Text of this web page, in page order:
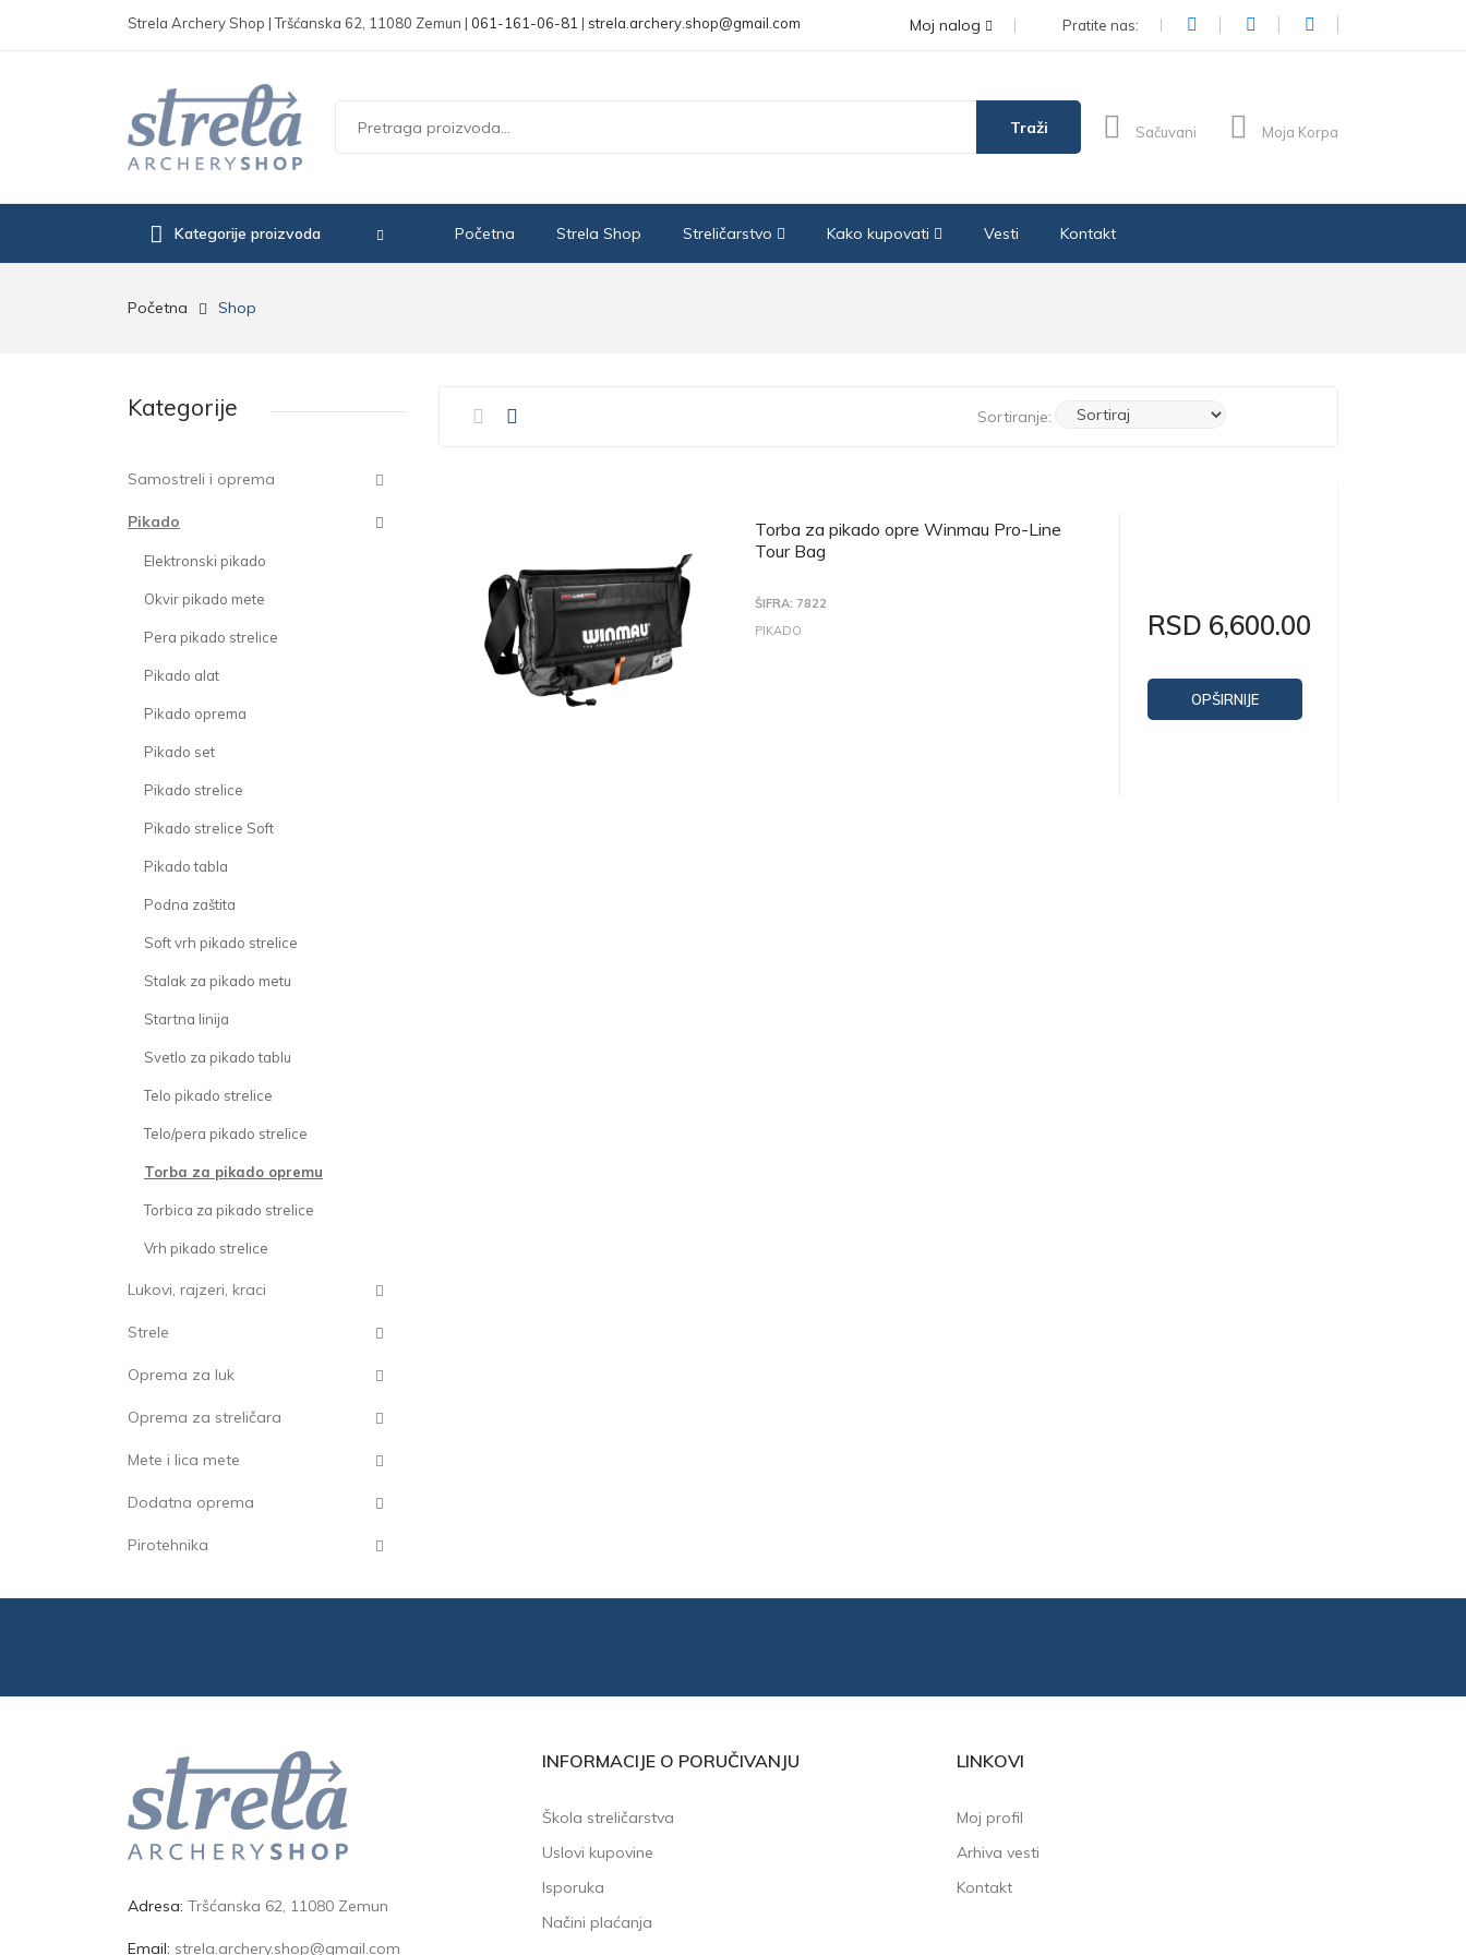
Strela Archery Shop | Tršćanska 62, 11080 Zemun | 061-161-06-81 | strela.archery.shop@gmail.com Moj nalog Pratite nas:
Traži Sačuvani Moja Korpa
Kategorije proizvoda Početna Strela Shop Streličarstvo Kako kupovati Vesti Kontakt
Početna Shop
Sortiranje:
Torba za pikado opre Winmau Pro-Line
Tour Bag
ŠIFRA: 7822
PIKADO
RSD 6,600.00
OPŠIRNIJE
Kategorije
Samostreli i oprema
Pikado
Elektronski pikado
Okvir pikado mete
Pera pikado strelice
Pikado alat
Pikado oprema
Pikado set
Pikado strelice
Pikado strelice Soft
Pikado tabla
Podna zaštita
Soft vrh pikado strelice
Stalak za pikado metu
Startna linija
Svetlo za pikado tablu
Telo pikado strelice
Telo/pera pikado strelice
Torba za pikado opremu
Torbica za pikado strelice
Vrh pikado strelice
Lukovi, rajzeri, kraci
Strele
Oprema za luk
Oprema za streličara
Mete i lica mete
Dodatna oprema
Pirotehnika
Adresa: Tršćanska 62, 11080 Zemun
Email: strela.archery.shop@gmail.com
INFORMACIJE O PORUČIVANJU
Škola streličarstva
Uslovi kupovine
Isporuka
Načini plaćanja
LINKOVI
Moj profil
Arhiva vesti
Kontakt